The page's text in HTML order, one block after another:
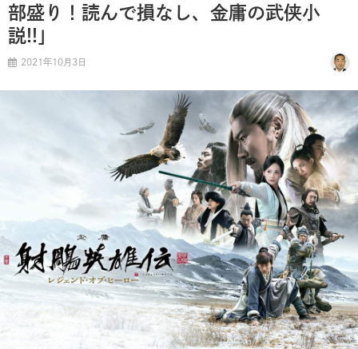
部盛り！読んで損なし、金庸の武侠小
説!!」
2021年10月3日